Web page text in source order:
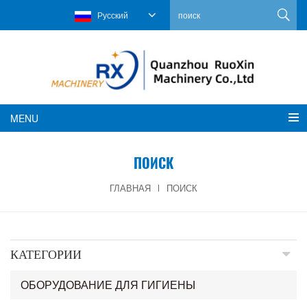
Русский
MENU
ПОИСК
ГЛАВНАЯ ПОИСК
КАТЕГОРИИ
ОБОРУДОВАНИЕ ДЛЯ ГИГИЕНЫ